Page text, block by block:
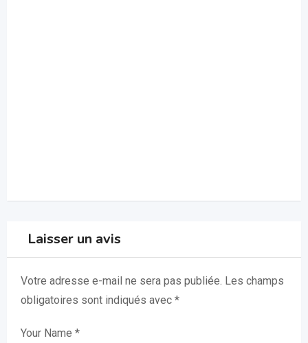
Laisser un avis
Votre adresse e-mail ne sera pas publiée. Les champs
obligatoires sont indiqués avec *
Your Name *